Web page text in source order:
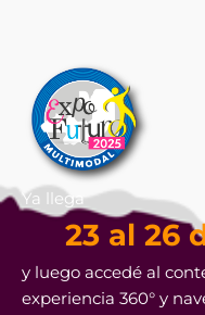
Ya llega
23 al 26
y luego accedé al
experiencia 360° y